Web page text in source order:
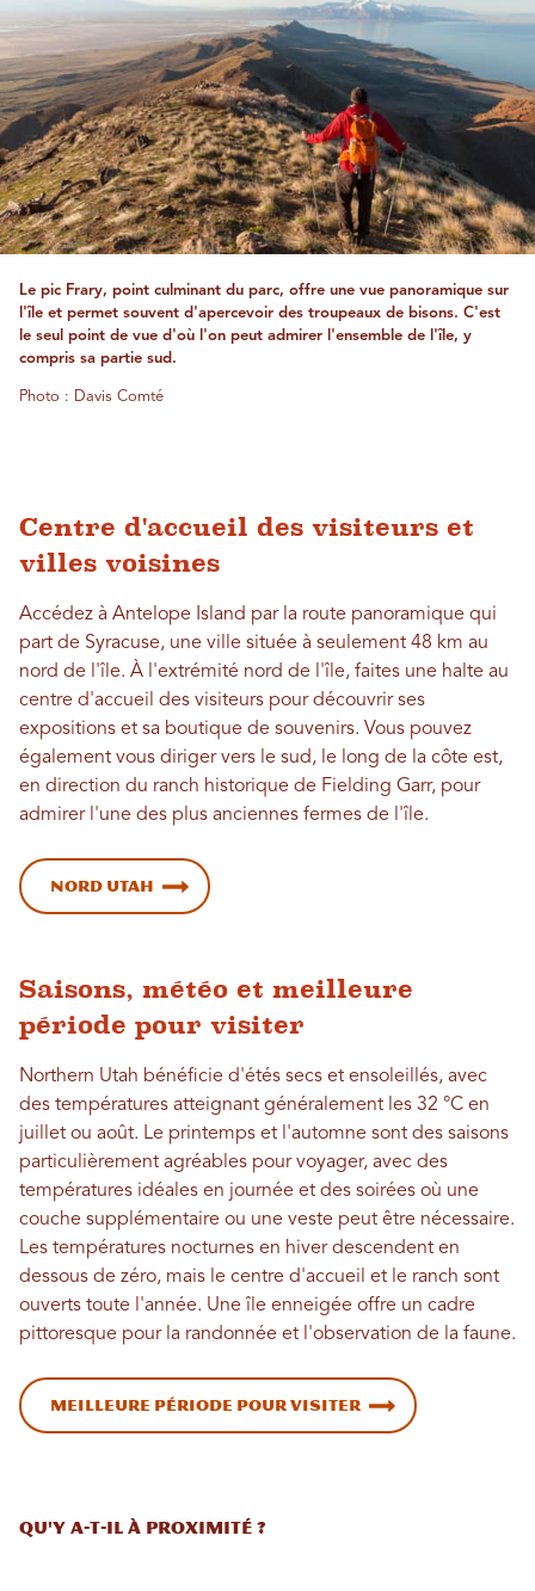
Le pic Frary, point culminant du parc, offre une vue panoramique sur
l'île et permet souvent d'apercevoir des troupeaux de bisons. C'est
le seul point de vue d'où l'on peut admirer l'ensemble de l'île, y
compris sa partie sud.
Photo : Davis Comté
Centre d'accueil des visiteurs et
villes voisines
Accédez à Antelope Island par la route panoramique qui
part de Syracuse, une ville située à seulement 48 km au
nord de l'île. À l'extrémité nord de l'île, faites une halte au
centre d'accueil des visiteurs pour découvrir ses
expositions et sa boutique de souvenirs. Vous pouvez
également vous diriger vers le sud, le long de la côte est,
en direction du ranch historique de Fielding Garr, pour
admirer l'une des plus anciennes fermes de l'île.
Nord Utah
Saisons, météo et meilleure
période pour visiter
Northern Utah bénéficie d'étés secs et ensoleillés, avec
des températures atteignant généralement les 32 °C en
juillet ou août. Le printemps et l'automne sont des saisons
particulièrement agréables pour voyager, avec des
températures idéales en journée et des soirées où une
couche supplémentaire ou une veste peut être nécessaire.
Les températures nocturnes en hiver descendent en
dessous de zéro, mais le centre d'accueil et le ranch sont
ouverts toute l'année. Une île enneigée offre un cadre
pittoresque pour la randonnée et l'observation de la faune.
Meilleure période pour visiter
Qu'y a-t-il à proximité ?